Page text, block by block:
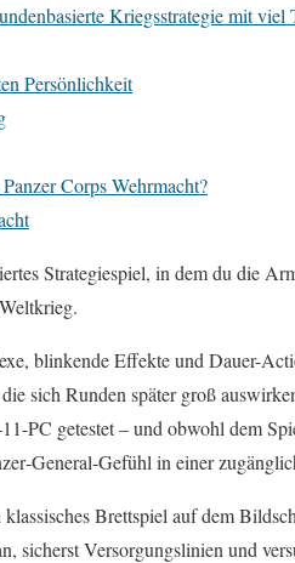
Kriegsstrategie mit viel
Persönlichkeit
Corps Wehrmacht?
Strategiespiel, in dem du die
blinkende Effekte und Dauer-
sich Runden später groß
PC getestet – und obwohl dem
in einer
Brettspiel auf dem
sicherst Versorgungslinien und